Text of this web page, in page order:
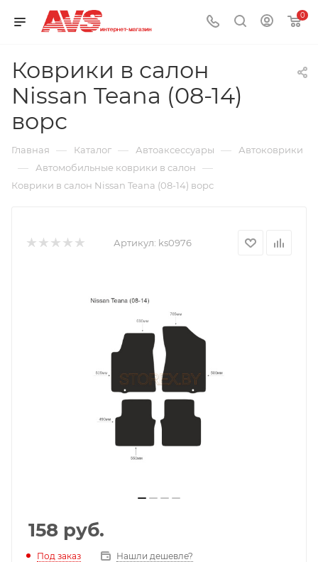
0
Коврики в салон
Nissan Teana (08-14)
ворс
Главная — Каталог — Автоаксессуары — Автоковрики
— Автомобильные коврики в салон —
Коврики в салон Nissan Teana (08-14) ворс
Артикул: ks0976
158 руб.
Под заказ Нашли дешевле?